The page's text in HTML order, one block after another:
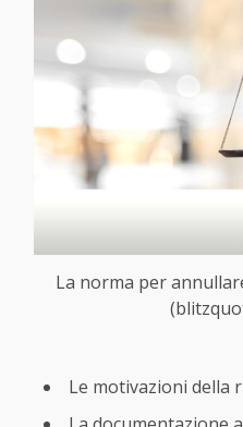
La norma per
Le motivazioni della